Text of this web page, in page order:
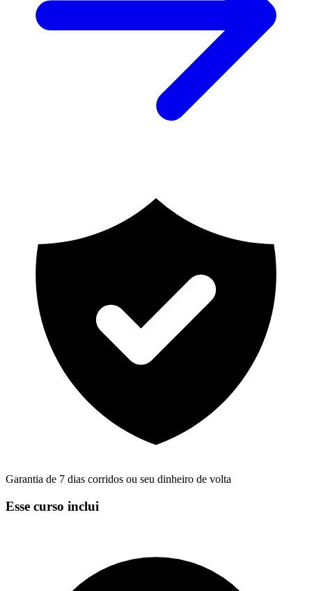
Garantia de 7 dias corridos ou seu dinheiro de volta
Esse curso inclui